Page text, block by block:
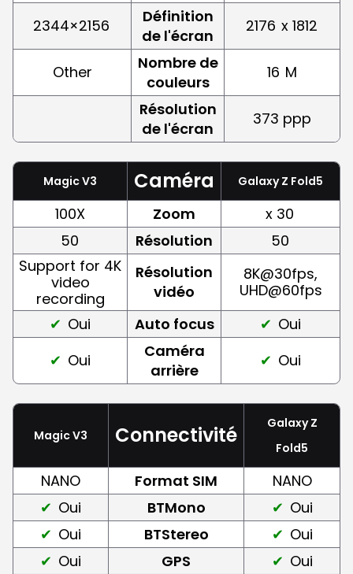
2344×2156
Définition
de l'écran
2176 x 1812
Other
Nombre de
couleurs
16 M
Résolution
de l'écran
373 ppp
Magic V3 Caméra Galaxy Z Fold5
100X Zoom
x 30
50
Résolution
50
Support for 4K
video
recording
Résolution
vidéo
8K@30fps,
UHD@60fps
Oui
Auto focus
Oui
Oui
Caméra
arrière
Oui
Magic V3 Connectivité
Galaxy Z
Fold5
NANO Format SIM
NANO
Oui
BTMono
Oui
Oui
BTStereo
Oui
Oui
GPS
Oui